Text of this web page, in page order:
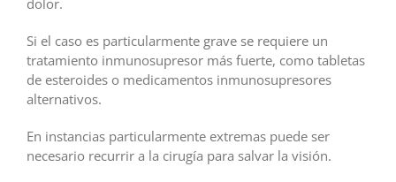
Si el caso es particularmente grave se requiere un
tratamiento inmunosupresor más fuerte, como tabletas
de esteroides o medicamentos inmunosupresores
alternativos.
En instancias particularmente extremas puede ser
necesario recurrir a la cirugía para salvar la visión.